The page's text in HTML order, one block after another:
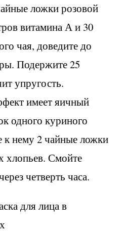
ложки розовой
витамина А и 30
чая, доведите до
Подержите 25
упругость.
имеет яичный
одного куриного
к нему 2 чайные ложки
хлопьев. Смойте
четверть часа.